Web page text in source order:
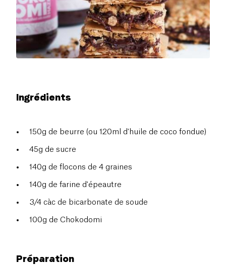
Ingrédients
150g de beurre (ou 120ml d'huile de coco fondue)
45g de sucre
140g de flocons de 4 graines
140g de farine d'épeautre
3/4 càc de bicarbonate de soude
100g de Chokodomi
Préparation